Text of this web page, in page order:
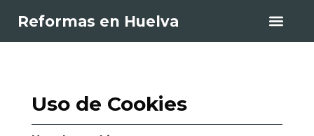
Reformas en Huelva
Uso de Cookies